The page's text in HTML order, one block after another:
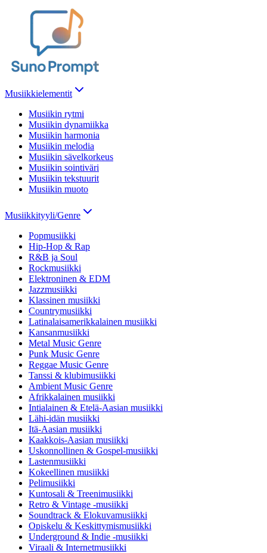
Musiikkielementit
Musiikin rytmi
Musiikin dynamiikka
Musiikin harmonia
Musiikin melodia
Musiikin sävelkorkeus
Musiikin sointiväri
Musiikin tekstuurit
Musiikin muoto
Musiikkityyli/Genre
Popmusiikki
Hip-Hop & Rap
R&B ja Soul
Rockmusiikki
Elektroninen & EDM
Jazzmusiikki
Klassinen musiikki
Countrymusiikki
Latinalaisamerikkalainen musiikki
Kansanmusiikki
Metal Music Genre
Punk Music Genre
Reggae Music Genre
Tanssi & klubimusiikki
Ambient Music Genre
Afrikkalainen musiikki
Intialainen & Etelä-Aasian musiikki
Lähi-idän musiikki
Itä-Aasian musiikki
Kaakkois-Aasian musiikki
Uskonnollinen & Gospel-musiikki
Lastenmusiikki
Kokeellinen musiikki
Pelimusiikki
Kuntosali & Treenimusiikki
Retro & Vintage -musiikki
Soundtrack & Elokuvamusiikki
Opiskelu & Keskittymismusiikki
Underground & Indie -musiikki
Viraali & Internetmusiikki